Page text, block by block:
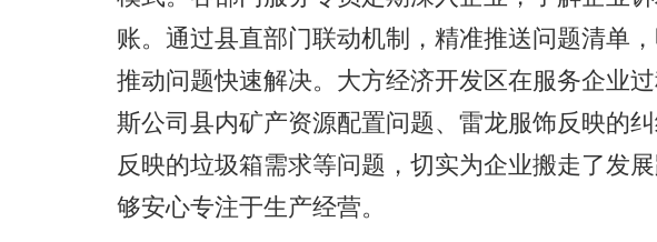
账。通过县直部门联动机制，精准推送问题清单
推动问题快速解决。大方经济开发区在服务企业
斯公司县内矿产资源配置问题、雷龙服饰反映的
反映的垃圾箱需求等问题，切实为企业搬走了发
够安心专注于生产经营。